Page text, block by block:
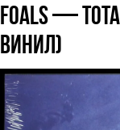
Foals —
винил)